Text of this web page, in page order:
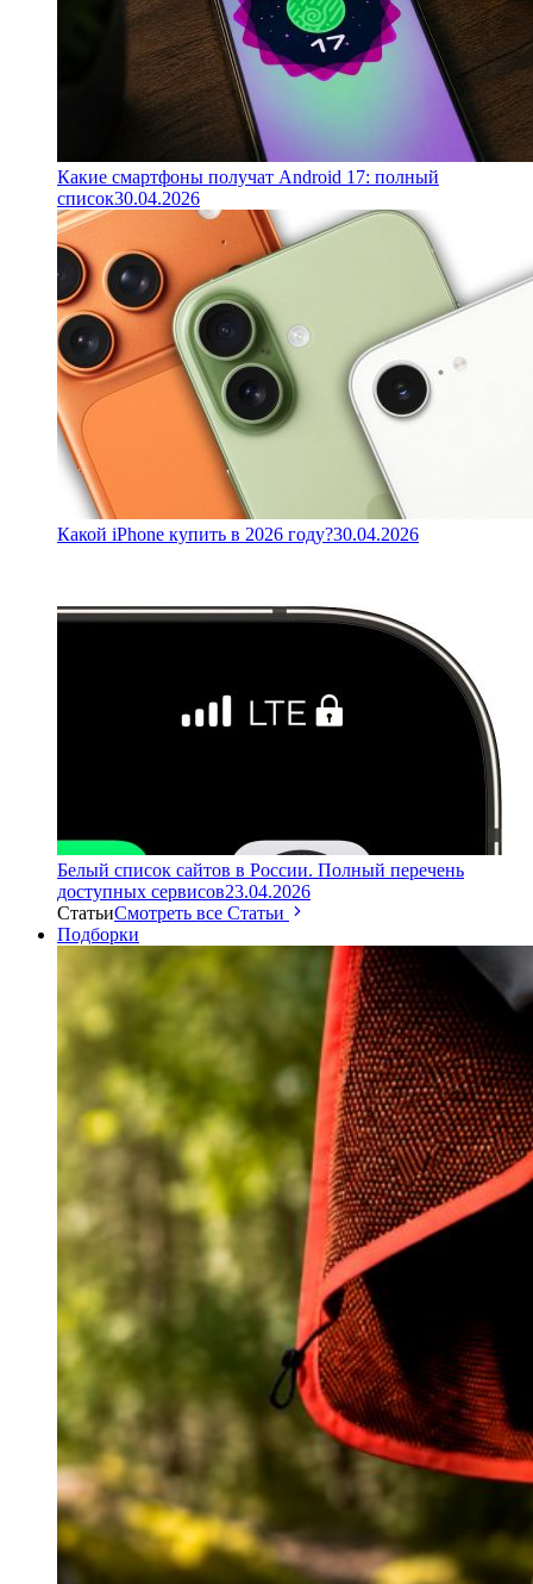
Какие смартфоны получат Android 17: полный
список30.04.2026
Какой iPhone купить в 2026 году?30.04.2026
Белый список сайтов в России. Полный перечень
доступных сервисов23.04.2026
СтатьиСмотреть все Статьи
Подборки